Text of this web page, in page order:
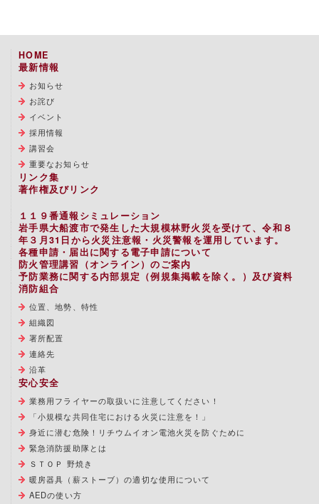
HOME
最新情報
お知らせ
お詫び
イベント
採用情報
講習会
重要なお知らせ
リンク集
著作権及びリンク
１１９番通報シミュレーション
岩手県大船渡市で発生した大規模林野火災を受けて、令和８
年３月31日から火災注意報・火災警報を運用しています。
各種申請・届出に関する電子申請について
防火管理講習（オンライン）のご案内
予防業務に関する内部規定（例規集掲載を除く。）及び資料
消防組合
位置、地勢、特性
組織図
署所配置
連絡先
沿革
安心安全
業務用フライヤーの取扱いに注意してください！
「小規模な共同住宅における火災に注意を！」
身近に潜む危険！リチウムイオン電池火災を防ぐために
緊急消防援助隊とは
ＳＴＯＰ 野焼き
暖房器具（薪ストーブ）の適切な使用について
AEDの使い方